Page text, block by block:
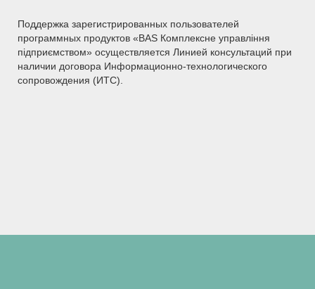
Поддержка зарегистрированных пользователей
программных продуктов «BAS Комплексне управління
підприємством» осуществляется Линией консультаций при
наличии договора Информационно-технологического
сопровождения (ИТС).